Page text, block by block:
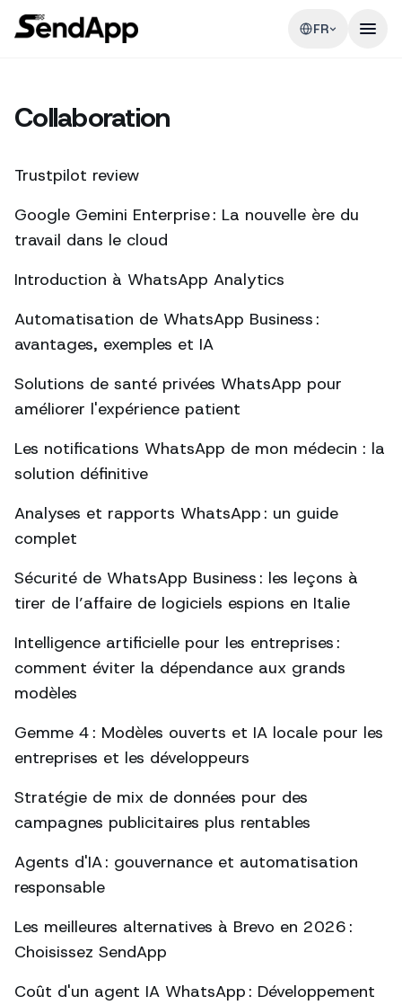
FR
Collaboration
Trustpilot review
Google Gemini Enterprise : La nouvelle ère du
travail dans le cloud
Introduction à WhatsApp Analytics
Automatisation de WhatsApp Business :
avantages, exemples et IA
Solutions de santé privées WhatsApp pour
améliorer l'expérience patient
Les notifications WhatsApp de mon médecin : la
solution définitive
Analyses et rapports WhatsApp : un guide
complet
Sécurité de WhatsApp Business : les leçons à
tirer de l’affaire de logiciels espions en Italie
Intelligence artificielle pour les entreprises :
comment éviter la dépendance aux grands
modèles
Gemme 4 : Modèles ouverts et IA locale pour les
entreprises et les développeurs
Stratégie de mix de données pour des
campagnes publicitaires plus rentables
Agents d'IA : gouvernance et automatisation
responsable
Les meilleures alternatives à Brevo en 2026 :
Choisissez SendApp
Coût d'un agent IA WhatsApp : Développement